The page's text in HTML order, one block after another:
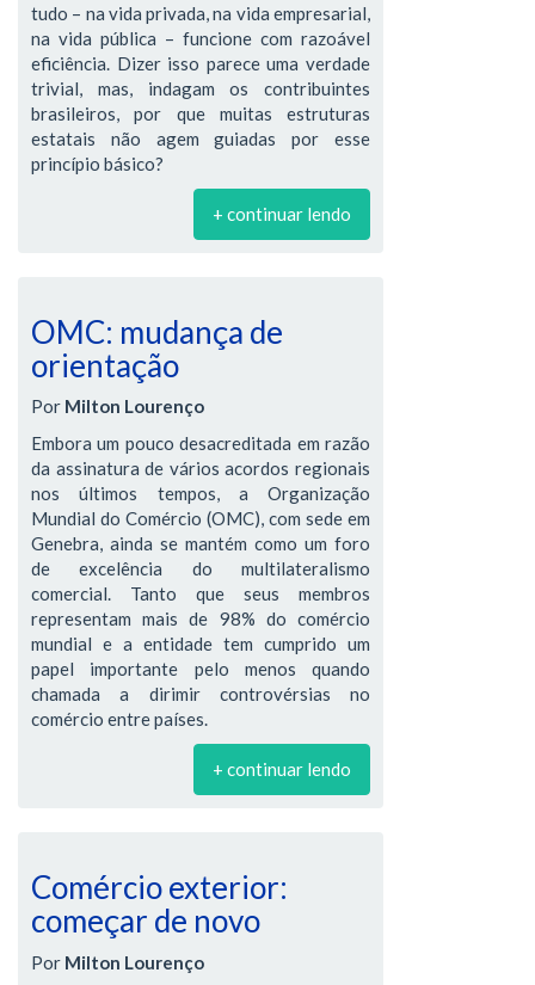
tudo – na vida privada, na vida empresarial,
na vida pública – funcione com razoável
eficiência. Dizer isso parece uma verdade
trivial, mas, indagam os contribuintes
brasileiros, por que muitas estruturas
estatais não agem guiadas por esse
princípio básico?
+ continuar lendo
OMC: mudança de
orientação
Por Milton Lourenço
Embora um pouco desacreditada em razão
da assinatura de vários acordos regionais
nos últimos tempos, a Organização
Mundial do Comércio (OMC), com sede em
Genebra, ainda se mantém como um foro
de excelência do multilateralismo
comercial. Tanto que seus membros
representam mais de 98% do comércio
mundial e a entidade tem cumprido um
papel importante pelo menos quando
chamada a dirimir controvérsias no
comércio entre países.
+ continuar lendo
Comércio exterior:
começar de novo
Por Milton Lourenço